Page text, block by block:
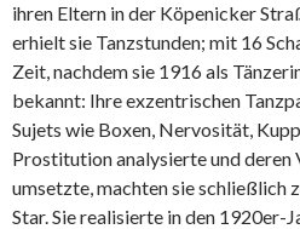
ihren Eltern in der Köpenicker
erhielt sie Tanzstunden; mit 16
Zeit, nachdem sie 1916 als
bekannt: Ihre exzentrischen
Sujets wie Boxen, Nervosität,
Prostitution analysierte und
umsetzte, machten sie schließlich
Star. Sie realisierte in den 1920er-